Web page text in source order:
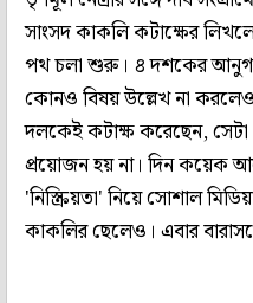
সাংসদ কাকলি কটাক্ষের
পথ চলা শুরু। ৪ দশকের
কোনও বিষয় উল্লেখ না করলেও
দলকেই কটাক্ষ করেছেন,
প্রয়োজন হয় না। দিন কয়েক
'নিস্ক্রিয়তা' নিয়ে সোশাল
কাকলির ছেলেও। এবার